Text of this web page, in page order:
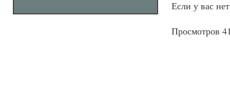
Если у вас
Просмотров